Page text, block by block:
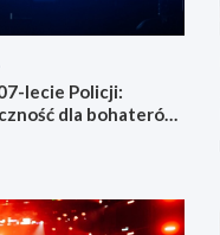
lecie Policji:
dla bohaterów